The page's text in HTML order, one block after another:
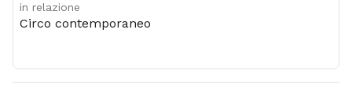
in relazione
Circo contemporaneo